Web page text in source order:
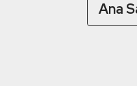
Ana